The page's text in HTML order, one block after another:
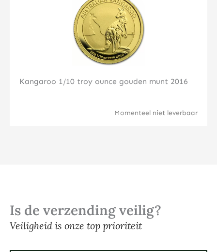
Kangaroo 1/10 troy ounce gouden munt 2016
Momenteel niet leverbaar
Is de verzending veilig?
Veiligheid is onze top prioriteit